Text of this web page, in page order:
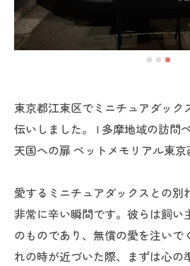
東京都江東区でミニチュアダック
伝いしました。 | 多摩地域の訪問
天国への扉 ペットメモリアル東京
愛するミニチュアダックスとの別
非常に辛い瞬間です。彼らは飼い
のものであり、無償の愛を注いで
れの時が近づいた際、まずは心の